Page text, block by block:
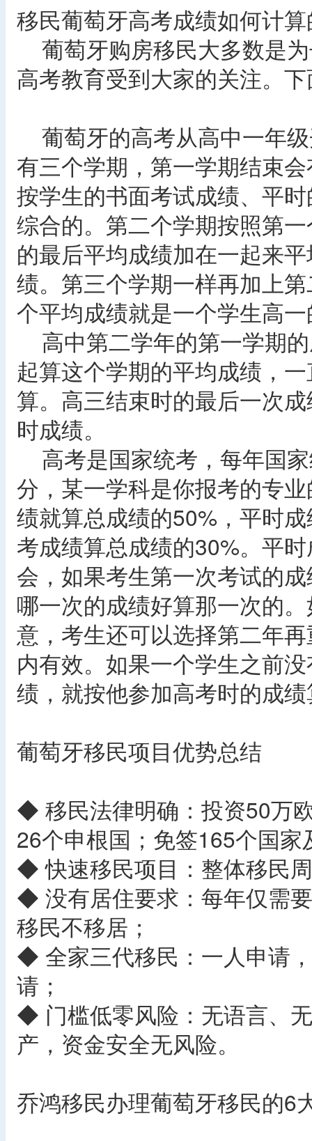
移民葡萄牙高考成绩如何计
葡萄牙购房移民大多数是
高考教育受到大家的关注。
葡萄牙的高考从高中一年
有三个学期，第一学期结束
按学生的书面考试成绩、平
综合的。第二个学期按照第
的最后平均成绩加在一起来
绩。第三个学期一样再加上
个平均成绩就是一个学生高
高中第二学年的第一学期
起算这个学期的平均成绩，
算。高三结束时的最后一次
时成绩。
高考是国家统考，每年国
分，某一学科是你报考的专
绩就算总成绩的50%，平时
考成绩算总成绩的30%。平
会，如果考生第一次考试的
哪一次的成绩好算那一次的
意，考生还可以选择第二年
内有效。如果一个学生之前
绩，就按他参加高考时的成
葡萄牙移民项目优势总结
◆ 移民法律明确：投资50万
26个申根国；免签165个国家
◆ 快速移民项目：整体移民
◆ 没有居住要求：每年仅需
移民不移居；
◆ 全家三代移民：一人申请
请；
◆ 门槛低零风险：无语言、
产，资金安全无风险。
乔鸿移民办理葡萄牙移民的6